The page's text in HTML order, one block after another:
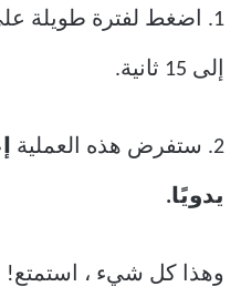
1. اضغط لفترة طويلة على
إلى 15 ثانية.
2. ستفرض هذه العملية
يدويًا.
وهذا كل شيء ، استمتع!